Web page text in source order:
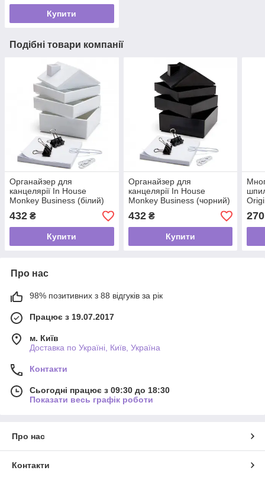
Купити
Подібні товари компанії
Органайзер для
канцелярії In House
Monkey Business (білий)
432 ₴
Купити
Органайзер для
канцелярії In House
Monkey Business (чорний)
432₴
Купити
270
Про нас
98% позитивних з 88 відгуків за рік
Працює з 19.07.2017
м. Київ
Доставка по Україні, Київ, Україна
Контакти
Сьогодні працює з 09:30 до 18:30
Показати весь графік роботи
Про нас
Контакти